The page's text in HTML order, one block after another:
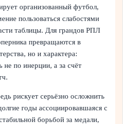
организованный футбол,
пользоваться слабостями
таблицы. Для грандов РПЛ
превращаются в
но и характера:
не по инерции, а за счёт
рискует серьёзно осложнить
годы ассоциировавшаяся с
борьбой за медали,